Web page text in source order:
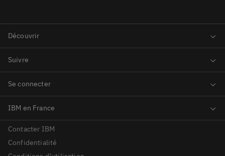
Contacter IBM
Confidentialité